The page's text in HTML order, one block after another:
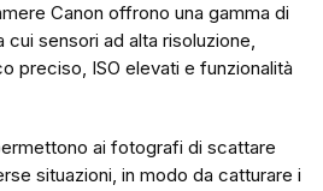
Canon offrono una gamma di
cui sensori ad alta risoluzione,
preciso, ISO elevati e funzionalità
ai fotografi di scattare
situazioni, in modo da catturare i